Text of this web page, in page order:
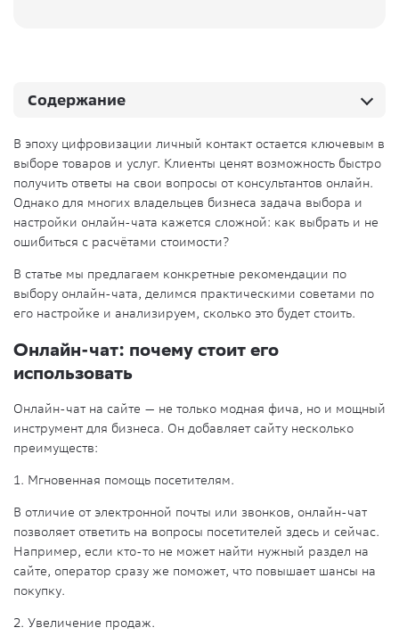
В эпоху цифровизации личный контакт остается ключевым в
выборе товаров и услуг. Клиенты ценят возможность быстро
получить ответы на свои вопросы от консультантов онлайн.
Однако для многих владельцев бизнеса задача выбора и
настройки онлайн-чата кажется сложной: как выбрать и не
ошибиться с расчётами стоимости?
В статье мы предлагаем конкретные рекомендации по
выбору онлайн-чата, делимся практическими советами по
его настройке и анализируем, сколько это будет стоить.
Онлайн-чат: почему стоит его
использовать
Онлайн-чат на сайте — не только модная фича, но и мощный
инструмент для бизнеса. Он добавляет сайту несколько
преимуществ:
1. Мгновенная помощь посетителям.
В отличие от электронной почты или звонков, онлайн-чат
позволяет ответить на вопросы посетителей здесь и сейчас.
Например, если кто-то не может найти нужный раздел на
сайте, оператор сразу же поможет, что повышает шансы на
покупку.
2. Увеличение продаж.
Содержание